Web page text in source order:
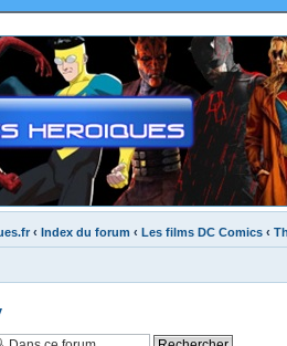
‹ Index du forum ‹ Les films DC Comics ‹